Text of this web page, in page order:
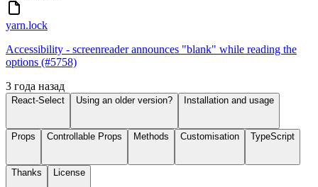
yarn.lock
Accessibility - screenreader announces "blank" while reading the
options (#5758)
3 года назад
React-Select Using an older version? Installation and usage
Props Controllable Props Methods Customisation TypeScript
Thanks License